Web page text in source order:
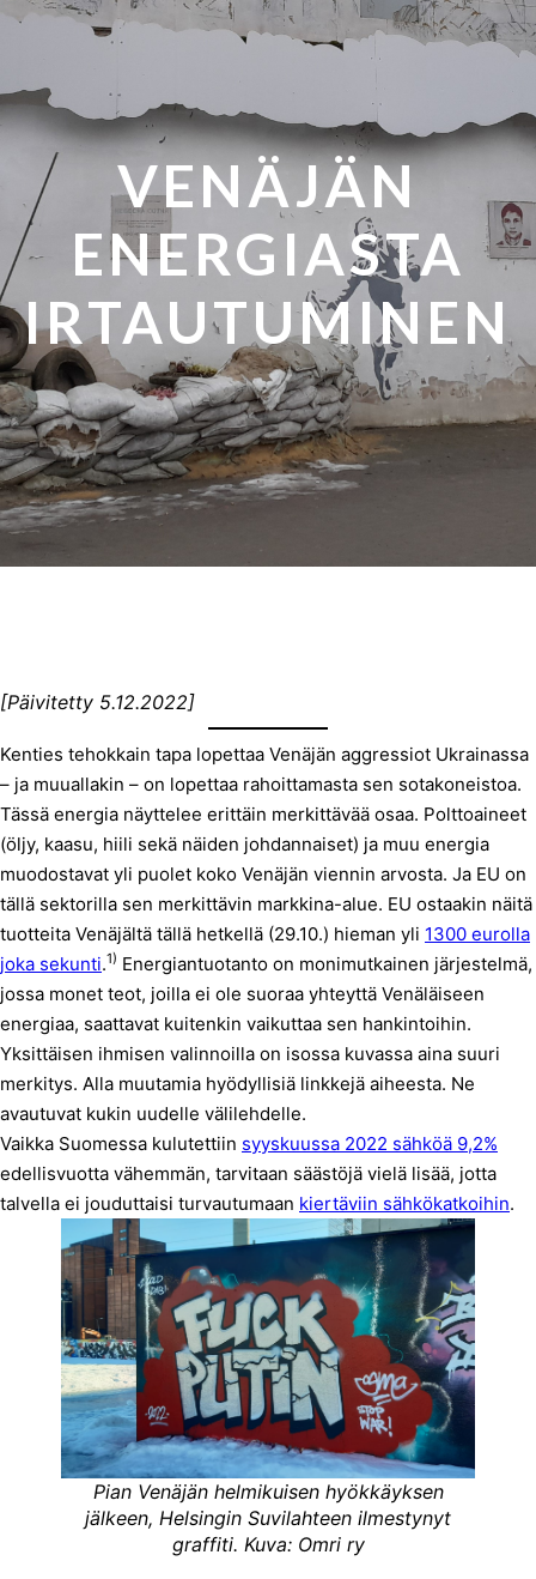
VENÄJÄN
ENERGIASTA
IRTAUTUMINEN
[Päivitetty 5.12.2022]
Kenties tehokkain tapa lopettaa Venäjän aggressiot Ukrainassa
– ja muuallakin – on lopettaa rahoittamasta sen sotakoneistoa.
Tässä energia näyttelee erittäin merkittävää osaa. Polttoaineet
(öljy, kaasu, hiili sekä näiden johdannaiset) ja muu energia
muodostavat yli puolet koko Venäjän viennin arvosta. Ja EU on
tällä sektorilla sen merkittävin markkina-alue. EU ostaakin näitä
tuotteita Venäjältä tällä hetkellä (29.10.) hieman yli 1300 eurolla
joka sekunti.1) Energiantuotanto on monimutkainen järjestelmä,
jossa monet teot, joilla ei ole suoraa yhteyttä Venäläiseen
energiaa, saattavat kuitenkin vaikuttaa sen hankintoihin.
Yksittäisen ihmisen valinnoilla on isossa kuvassa aina suuri
merkitys. Alla muutamia hyödyllisiä linkkejä aiheesta. Ne
avautuvat kukin uudelle välilehdelle.
Vaikka Suomessa kulutettiin syyskuussa 2022 sähköä 9,2%
edellisvuotta vähemmän, tarvitaan säästöjä vielä lisää, jotta
talvella ei jouduttaisi turvautumaan kiertäviin sähkökatkoihin.
Pian Venäjän helmikuisen hyökkäyksen
jälkeen, Helsingin Suvilahteen ilmestynyt
graffiti. Kuva: Omri ry